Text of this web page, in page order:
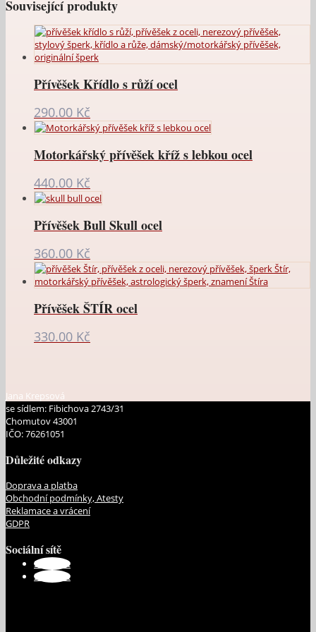
Související produkty
Přívěšek Křídlo s růží ocel
290.00 Kč
Motorkářský přívěšek kříž s lebkou ocel
440.00 Kč
Přívěšek Bull Skull ocel
360.00 Kč
Přívěšek ŠTÍR ocel
330.00 Kč
Jana Krepsová
se sídlem: Fibichova 2743/31
Chomutov 43001
IČO: 76261051
Důležité odkazy
Doprava a platba
Obchodní podmínky, Atesty
Reklamace a vrácení
GDPR
Sociální sítě
Sledovat
Sledovat